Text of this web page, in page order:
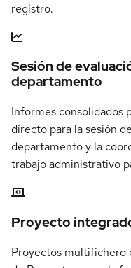
registro.
Sesión de
departamento
Informes consolidados
directo para la sesión
departamento y la
trabajo administrativo
Proyecto
Proyectos multifichero